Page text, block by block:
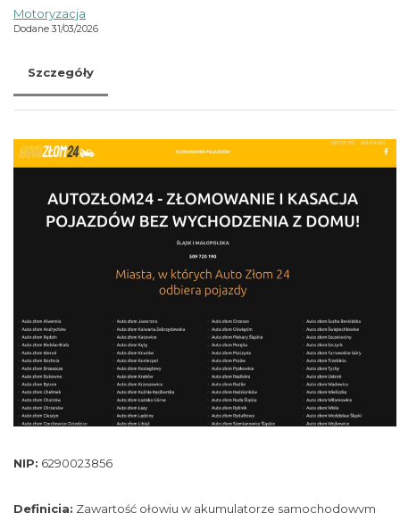
Motoryzacja
Dodane 31/03/2026
Szczegóły
NIP: 6290023856
Definicja: Zawartość ołowiu w akumulatorze samochodowym